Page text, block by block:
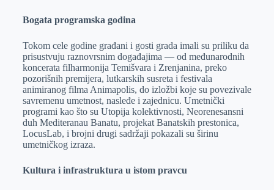
Bogata programska godina
Tokom cele godine građani i gosti grada imali su priliku da
prisustvuju raznovrsnim događajima — od međunarodnih
koncerata filharmonija Temišvara i Zrenjanina, preko
pozorišnih premijera, lutkarskih susreta i festivala
animiranog filma Animapolis, do izložbi koje su povezivale
savremenu umetnost, nasleđe i zajednicu. Umetnički
programi kao što su Utopija kolektivnosti, Neorenesansni
duh Mediteranau Banatu, projekat Banatskih prestonica,
LocusLab, i brojni drugi sadržaji pokazali su širinu
umetničkog izraza.
Kultura i infrastruktura u istom pravcu